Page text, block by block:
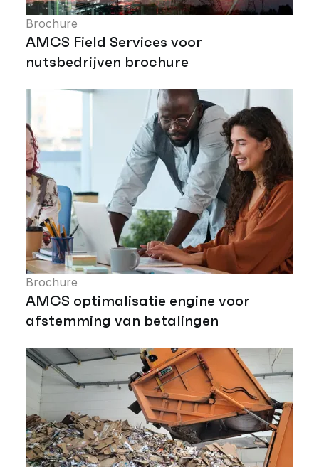
Brochure
AMCS Field Services voor
nutsbedrijven brochure
Brochure
AMCS optimalisatie engine voor
afstemming van betalingen